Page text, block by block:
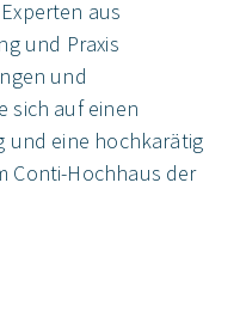
aus
und Praxis
und
sich auf einen
und eine hochkarätig
Conti-Hochhaus der